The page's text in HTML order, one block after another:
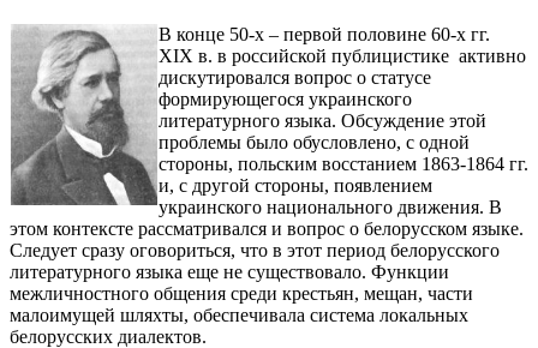
В конце 50-х – первой половине 60-х гг.
XIX в. в российской публицистике активно
дискутировался вопрос о статусе
формирующегося украинского
литературного языка. Обсуждение этой
проблемы было обусловлено, с одной
стороны, польским восстанием 1863-1864 гг.
и, с другой стороны, появлением
украинского национального движения. В
этом контексте рассматривался и вопрос о белорусском языке.
Следует сразу оговориться, что в этот период белорусского
литературного языка еще не существовало. Функции
межличностного общения среди крестьян, мещан, части
малоимущей шляхты, обеспечивала система локальных
белорусских диалектов.